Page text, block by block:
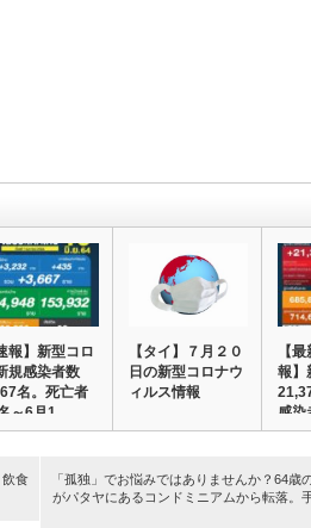
報】新型コロ
規感染者数
名。死亡者
～6月1…
【タイ】７月２０
日の新型コロナウ
ィルス情報
【
報】
感染
飲食
「孤独」でお悩みではありませんか？64歳
がパタヤにあるコンドミニアムから転落。